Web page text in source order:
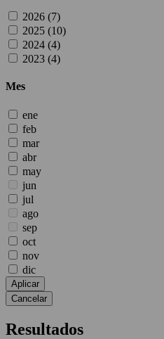
2026 (7)
2025 (10)
2024 (4)
2023 (4)
Mes
ene
feb
mar
abr
may
jun
jul
ago
sep
oct
nov
dic
Aplicar
Cancelar
Resultados